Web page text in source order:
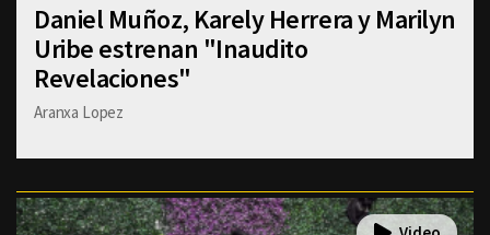
Daniel Muñoz, Karely Herrera y Marilyn
Uribe estrenan "Inaudito
Revelaciones"
Aranxa Lopez